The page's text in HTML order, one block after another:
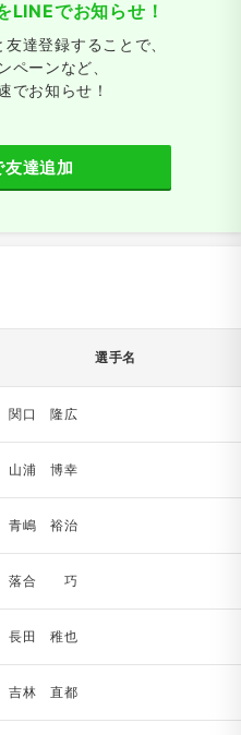
LINEでお知らせ！
達登録することで、
ペーンなど、
でお知らせ！
達追加
選手名
関口 隆広
山浦 博幸
青嶋 裕治
落合 巧
長田 稚也
吉林 直都